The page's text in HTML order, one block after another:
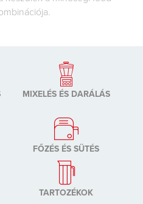
MIXELÉS ÉS DARÁLÁS
FŐZÉS ÉS SÜTÉS
TARTOZÉKOK